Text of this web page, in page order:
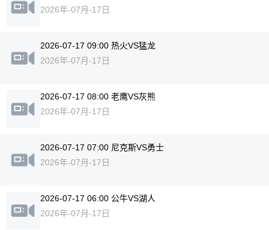
2026年-07月-17日
2026-07-17 09:00 热火VS猛龙
2026年-07月-17日
2026-07-17 08:00 老鹰VS灰熊
2026年-07月-17日
2026-07-17 07:00 尼克斯VS勇士
2026年-07月-17日
2026-07-17 06:00 公牛VS湖人
2026年-07月-17日